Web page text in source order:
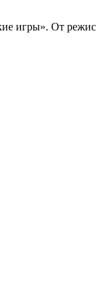
игры». От